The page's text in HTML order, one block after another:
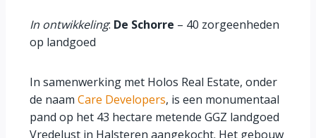
In ontwikkeling: De Schorre – 40 zorgeenheden
op landgoed
In samenwerking met Holos Real Estate, onder
de naam Care Developers, is een monumentaal
pand op het 43 hectare metende GGZ landgoed
Vredelust in Halsteren aangekocht. Het gebouw